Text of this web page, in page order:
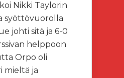
Nikki Taylorin
syöttövuorolla
johti sitä ja 6-0
helppoon
Orpo oli
mieltä ja